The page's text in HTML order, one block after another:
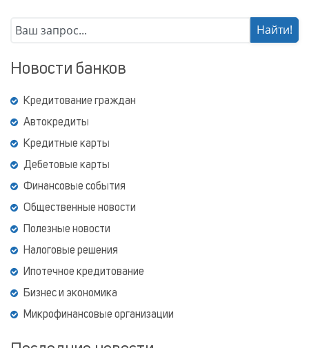
Новости банков
Кредитование граждан
Автокредиты
Кредитные карты
Дебетовые карты
Финансовые события
Общественные новости
Полезные новости
Налоговые решения
Ипотечное кредитование
Бизнес и экономика
Микрофинансовые организации